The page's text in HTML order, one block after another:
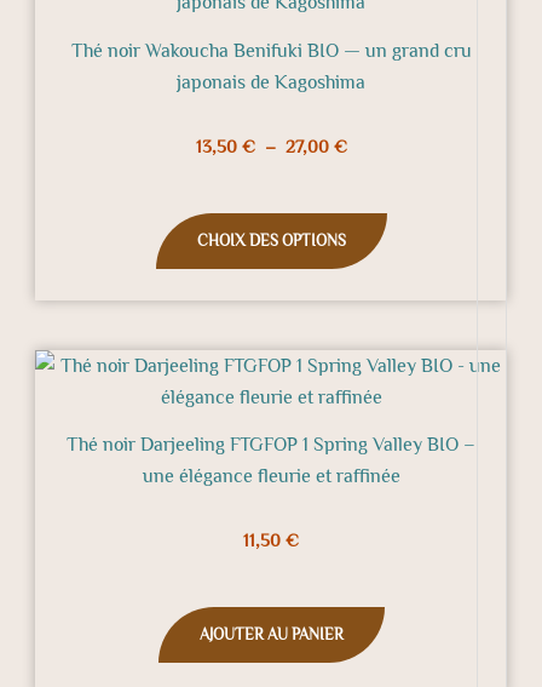
Thé noir Wakoucha Benifuki BIO — un grand cru
japonais de Kagoshima
13,50 € – 27,00 €
prix :
à
27,00 €
CHOIX DES OPTIONS
plusieurs
être
page
du
Thé noir Darjeeling FTGFOP 1 Spring Valley BIO –
une élégance fleurie et raffinée
11,50 €
AJOUTER AU PANIER